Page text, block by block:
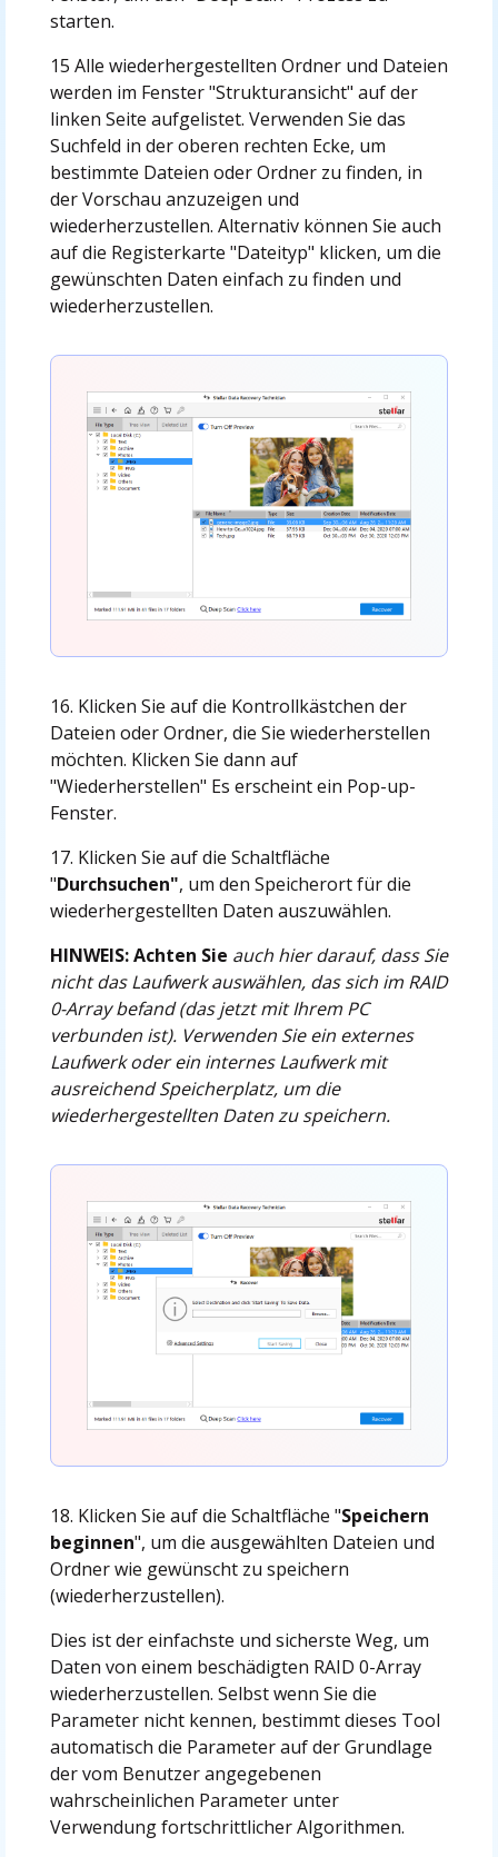
starten.
15 Alle wiederhergestellten Ordner und Dateien
werden im Fenster "Strukturansicht" auf der
linken Seite aufgelistet. Verwenden Sie das
Suchfeld in der oberen rechten Ecke, um
bestimmte Dateien oder Ordner zu finden, in
der Vorschau anzuzeigen und
wiederherzustellen. Alternativ können Sie auch
auf die Registerkarte "Dateityp" klicken, um die
gewünschten Daten einfach zu finden und
wiederherzustellen.
16. Klicken Sie auf die Kontrollkästchen der
Dateien oder Ordner, die Sie wiederherstellen
möchten. Klicken Sie dann auf
"Wiederherstellen" Es erscheint ein Pop-up-
Fenster.
17. Klicken Sie auf die Schaltfläche
"Durchsuchen", um den Speicherort für die
wiederhergestellten Daten auszuwählen.
HINWEIS: Achten Sie auch hier darauf, dass Sie
nicht das Laufwerk auswählen, das sich im RAID
0-Array befand (das jetzt mit Ihrem PC
verbunden ist). Verwenden Sie ein externes
Laufwerk oder ein internes Laufwerk mit
ausreichend Speicherplatz, um die
wiederhergestellten Daten zu speichern.
18. Klicken Sie auf die Schaltfläche "Speichern
beginnen", um die ausgewählten Dateien und
Ordner wie gewünscht zu speichern
(wiederherzustellen).
Dies ist der einfachste und sicherste Weg, um
Daten von einem beschädigten RAID 0-Array
wiederherzustellen. Selbst wenn Sie die
Parameter nicht kennen, bestimmt dieses Tool
automatisch die Parameter auf der Grundlage
der vom Benutzer angegebenen
wahrscheinlichen Parameter unter
Verwendung fortschrittlicher Algorithmen.